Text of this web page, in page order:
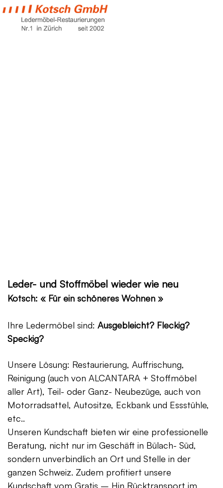
Leder- und Stoffmöbel wieder wie neu
Kotsch: « Für ein schöneres Wohnen »
Ihre Ledermöbel sind: Ausgebleicht? Fleckig?
Speckig?
Unsere Lösung: Restaurierung, Auffrischung,
Reinigung (auch von ALCANTARA + Stoffmöbel
aller Art), Teil- oder Ganz- Neubezüge, auch von
Motorradsattel, Autositze, Eckbank und Essstühle,
etc..
Unseren Kundschaft bieten wir eine professionelle
Beratung, nicht nur im Geschäft in Bülach- Süd,
sondern unverbindlich an Ort und Stelle in der
ganzen Schweiz. Zudem profitiert unsere
Kundschaft vom Gratis – Hin Rücktransport im